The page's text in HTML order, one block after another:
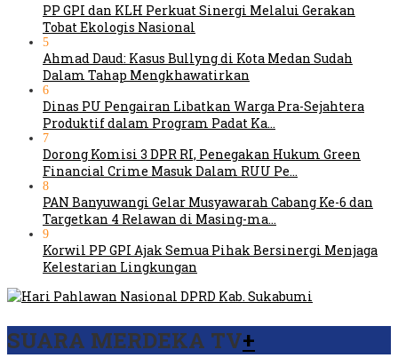
PP GPI dan KLH Perkuat Sinergi Melalui Gerakan
Tobat Ekologis Nasional
5
Ahmad Daud: Kasus Bullyng di Kota Medan Sudah
Dalam Tahap Mengkhawatirkan
6
Dinas PU Pengairan Libatkan Warga Pra-Sejahtera
Produktif dalam Program Padat Ka…
7
Dorong Komisi 3 DPR RI, Penegakan Hukum Green
Financial Crime Masuk Dalam RUU Pe…
8
PAN Banyuwangi Gelar Musyawarah Cabang Ke-6 dan
Targetkan 4 Relawan di Masing-ma…
9
Korwil PP GPI Ajak Semua Pihak Bersinergi Menjaga
Kelestarian Lingkungan
SUARA MERDEKA TV+